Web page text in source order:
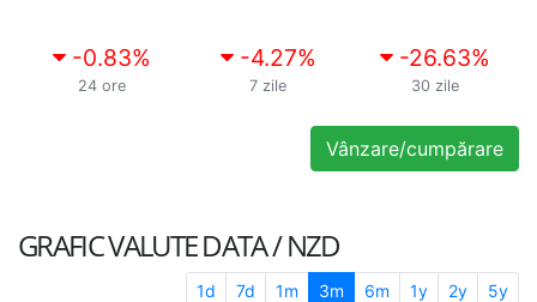
-0.83%
24 ore
-4.27%
7 zile
-26.63%
30 zile
Vânzare/cumpărare
GRAFIC VALUTEDATA / NZD
1d 7d 1m 3m 6m 1y 2y 5y